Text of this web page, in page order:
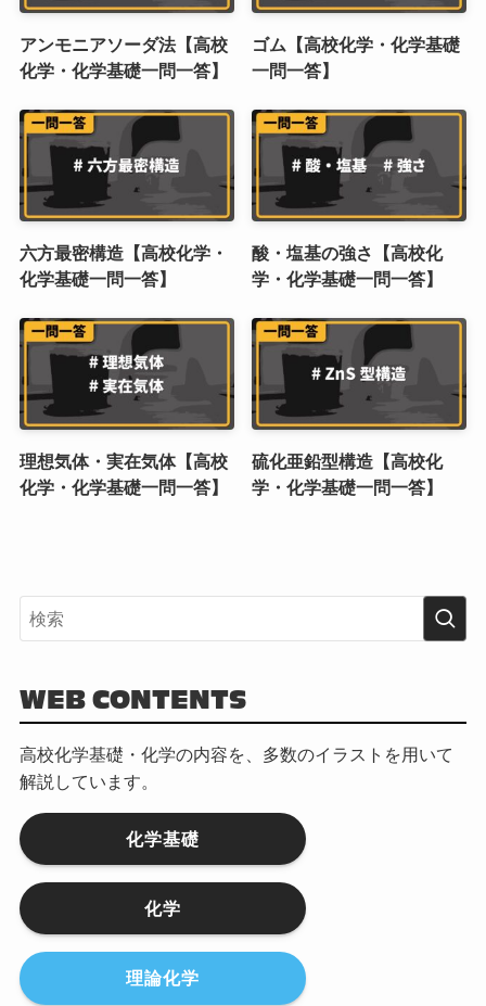
アンモニアソーダ法【高校
化学・化学基礎一問一答】
ゴム【高校化学・化学基礎
一問一答】
六方最密構造【高校化学・
化学基礎一問一答】
酸・塩基の強さ【高校化
学・化学基礎一問一答】
理想気体・実在気体【高校
化学・化学基礎一問一答】
硫化亜鉛型構造【高校化
学・化学基礎一問一答】
WEB CONTENTS
高校化学基礎・化学の内容を、多数のイラストを用いて
解説しています。
化学基礎
化学
理論化学